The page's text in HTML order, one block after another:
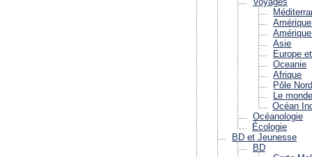
Asie
Europe
Oceanie
Afrique
Pôle
Le
Océan
Océanologie
Écologie
BD et Jeunesse
BD